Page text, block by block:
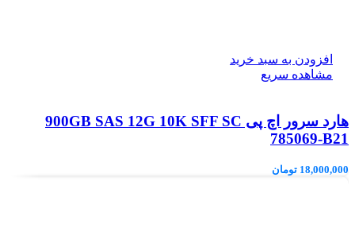
افزودن به سبد خرید
مشاهده سریع
هارد سرور اچ پی 900GB SAS 12G 10K SFF SC
785069-B21
18,000,000 تومان